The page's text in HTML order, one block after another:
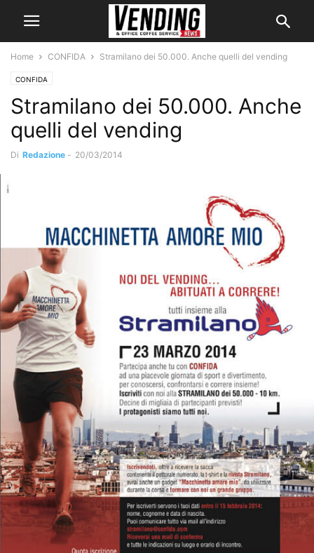
Home CONFIDA Stramilano dei 50.000. Anche quelli del vending
CONFIDA
Stramilano dei 50.000. Anche
quelli del vending
Di Redazione - 20/03/2014